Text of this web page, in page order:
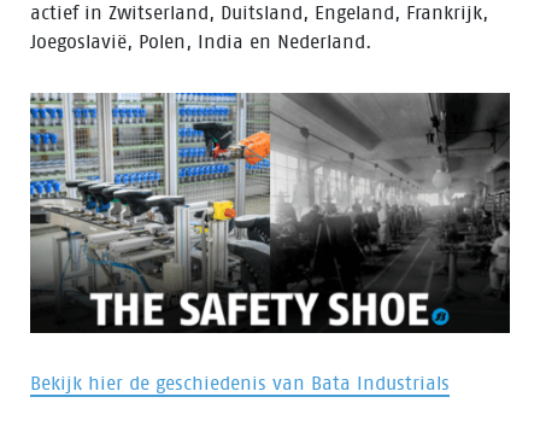
actief in Zwitserland, Duitsland, Engeland, Frankrijk,
Joegoslavië, Polen, India en Nederland.
Bekijk hier de geschiedenis van Bata Industrials